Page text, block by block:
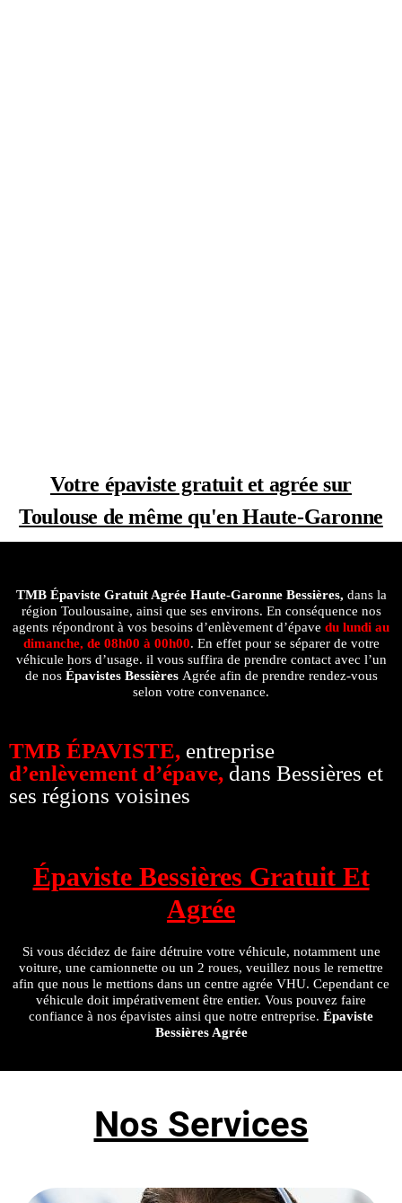
Votre épaviste gratuit et agrée sur
Toulouse de même qu'en Haute-Garonne
TMB Épaviste Gratuit AgréeHaute-Garonne Bessières, dans la
région Toulousaine, ainsi que ses environs. En conséquence nos
agents répondront à vos besoins d’enlèvement d’épave du lundi au
dimanche, de 08h00 à 00h00. En effet pour se séparer de votre
véhicule hors d’usage. il vous suffira de prendre contact avec l’un
de nos Épavistes Bessières Agrée afin de prendre rendez-vous
selon votre convenance.
TMB ÉPAVISTE, entreprise
d’enlèvement d’épave, dans Bessières et
ses régions voisines
Épaviste Bessières Gratuit Et
Agrée
Si vous décidez de faire détruire votre véhicule, notamment une
voiture, une camionnette ou un 2 roues, veuillez nous le remettre
afin que nous le mettions dans un centre agrée VHU. Cependant ce
véhicule doit impérativement être entier. Vous pouvez faire
confiance à nos épavistes ainsi que notre entreprise. Épaviste
Bessières Agrée
Nos Services